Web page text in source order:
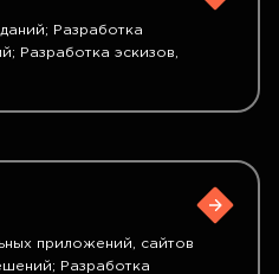
Разработка
Разработка эскизов,
приложений, сайтов
Разработка